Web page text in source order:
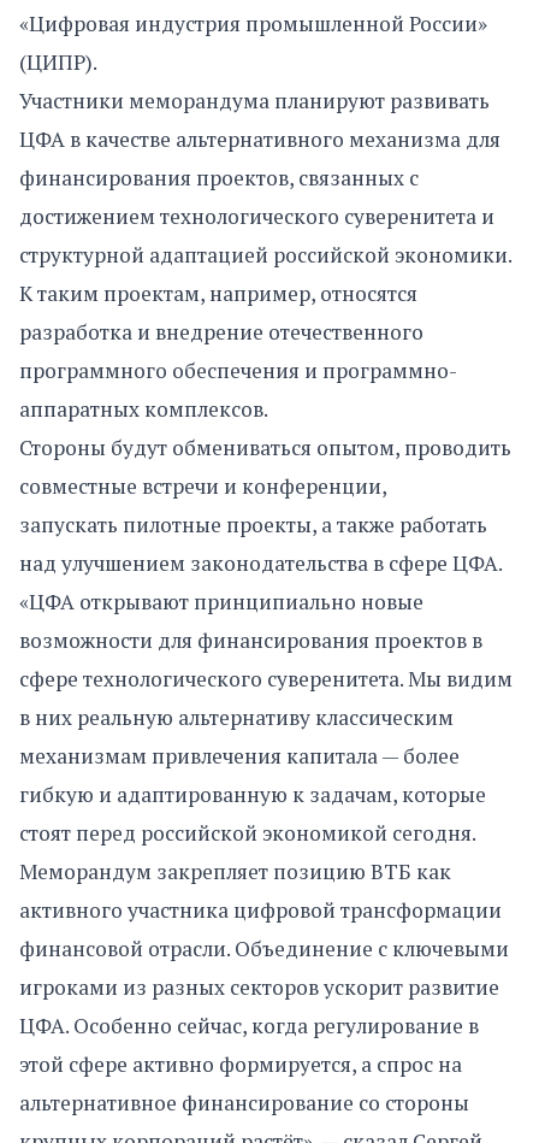
«Цифровая индустрия промышленной России»
(ЦИПР).
Участники меморандума планируют развивать
ЦФА в качестве альтернативного механизма для
финансирования проектов, связанных с
достижением технологического суверенитета и
структурной адаптацией российской экономики.
К таким проектам, например, относятся
разработка и внедрение отечественного
программного обеспечения и программно-
аппаратных комплексов.
Стороны будут обмениваться опытом, проводить
совместные встречи и конференции,
запускать пилотные проекты, а также работать
над улучшением законодательства в сфере ЦФА.
«ЦФА открывают принципиально новые
возможности для финансирования проектов в
сфере технологического суверенитета. Мы видим
в них реальную альтернативу классическим
механизмам привлечения капитала — более
гибкую и адаптированную к задачам, которые
стоят перед российской экономикой сегодня.
Меморандум закрепляет позицию ВТБ как
активного участника цифровой трансформации
финансовой отрасли. Объединение с ключевыми
игроками из разных секторов ускорит развитие
ЦФА. Особенно сейчас, когда регулирование в
этой сфере активно формируется, а спрос на
альтернативное финансирование со стороны